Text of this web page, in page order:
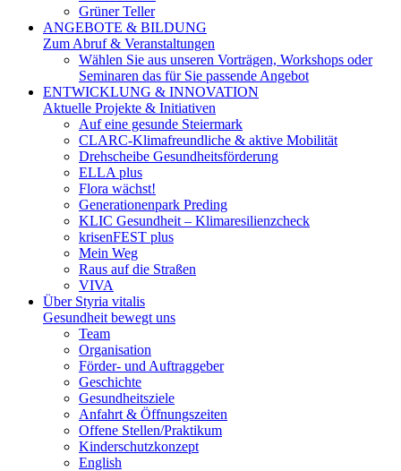
Grüner Teller
ANGEBOTE & BILDUNG
Zum Abruf & Veranstaltungen
Wählen Sie aus unseren Vorträgen, Workshops oder
Seminaren das für Sie passende Angebot
ENTWICKLUNG & INNOVATION
Aktuelle Projekte & Initiativen
Auf eine gesunde Steiermark
CLARC-Klimafreundliche & aktive Mobilität
Drehscheibe Gesundheitsförderung
ELLA plus
Flora wächst!
Generationenpark Preding
KLIC Gesundheit – Klimaresilienzcheck
krisenFEST plus
Mein Weg
Raus auf die Straßen
VIVA
Über Styria vitalis
Gesundheit bewegt uns
Team
Organisation
Förder- und Auftraggeber
Geschichte
Gesundheitsziele
Anfahrt & Öffnungszeiten
Offene Stellen/Praktikum
Kinderschutzkonzept
English